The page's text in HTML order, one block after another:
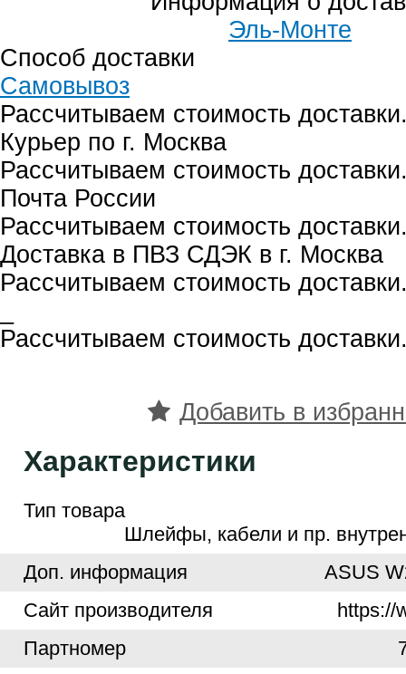
Эль-Монте
Способ доставки
Самовывоз
Рассчитываем стоимость
Курьер по г. Москва
Рассчитываем стоимость
Почта России
Рассчитываем стоимость
Доставка в ПВЗ СДЭК в г. Москва
Рассчитываем стоимость
Рассчитываем стоимость
Добавить в
Характеристики
Тип товара
Шлейфы, кабели и пр.
Доп. информация
ASUS
Cайт производителя
https://
Партномер